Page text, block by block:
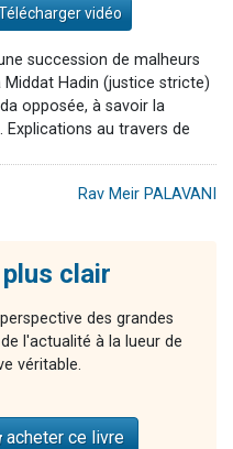
vidéo
succession de malheurs
Hadin (justice stricte)
opposée, à savoir la
au travers de
Rav Meir PALAVANI
clair
des grandes
l'actualité à la lueur de
véritable.
acheter ce livre